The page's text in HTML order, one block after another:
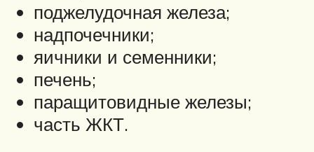
поджелудочная железа;
надпочечники;
яичники и семенники;
печень;
паращитовидные железы;
часть ЖКТ.